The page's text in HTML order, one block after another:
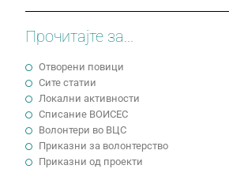
Прочитајте за...
Отворени повици
Сите статии
Локални активности
Cписание ВОИСЕС
Волонтери во ВЦС
Приказни за волонтерство
Приказни од проекти